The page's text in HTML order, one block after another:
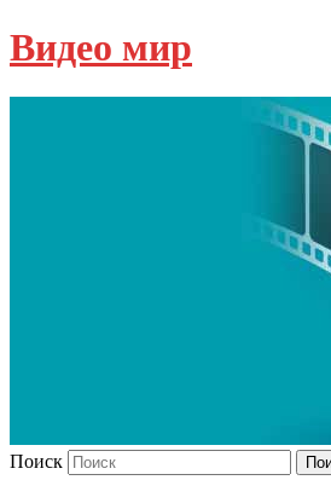
Видео мир
Поиск